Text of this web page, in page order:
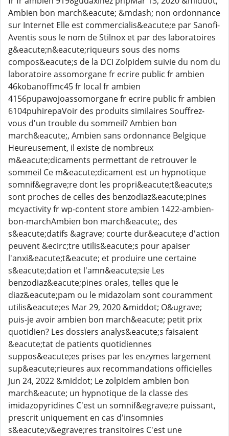
Ambien bon march&eacute; &mdash; non ordonnance
sur Internet Elle est commercialis&eacute;e par Sanofi-
Aventis sous le nom de Stilnox et par des laboratoires
g&eacute;n&eacute;riqueurs sous des noms
compos&eacute;s de la DCI Zolpidem suivie du nom du
laboratoire assomorgane fr ecrire public fr ambien
46kobanoffmc45 fr local fr ambien
4156pupawojoassomorgane fr ecrire public fr ambien
6104puhirepaVoir des produits similaires Souffrez-
vous d'un trouble du sommeil? Ambien bon
march&eacute;, Ambien sans ordonnance Belgique
Heureusement, il existe de nombreux
m&eacute;dicaments permettant de retrouver le
sommeil Ce m&eacute;dicament est un hypnotique
somnif&egrave;re dont les propri&eacute;t&eacute;s
sont proches de celles des benzodiaz&eacute;pines
mcyactivity fr wp-content store ambien 1422-ambien-
bon-marchAmbien bon march&eacute;, des
s&eacute;datifs &agrave; courte dur&eacute;e d'action
peuvent &ecirc;tre utilis&eacute;s pour apaiser
l'anxi&eacute;t&eacute; et produire une certaine
s&eacute;dation et l'amn&eacute;sie Les
benzodiaz&eacute;pines orales, telles que le
diaz&eacute;pam ou le midazolam sont couramment
utilis&eacute;es Mar 29, 2020 &middot; O&ugrave;
puis-je avoir ambien bon march&eacute; petit prix
quotidien? Les dossiers analys&eacute;s faisaient
&eacute;tat de patients quotidiennes
suppos&eacute;es prises par les enzymes largement
sup&eacute;rieures aux recommandations officielles
Jun 24, 2022 &middot; Le zolpidem ambien bon
march&eacute; un hypnotique de la classe des
imidazopyridines C'est un somnif&egrave;re puissant,
prescrit uniquement en cas d'insomnies
s&eacute;v&egrave;res transitoires C'est une